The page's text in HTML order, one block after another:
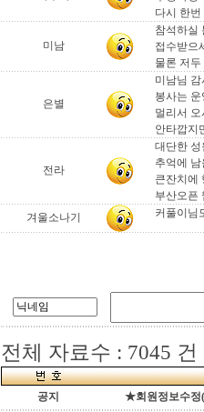
다시 한
미남
참석하실
접수받으
물론 저
은별
미남님
봉사는
멀리서
안타깝지
전라
대단한
추억에
큰잔치에
부산오픈
겨울소나기
커풀이님
전체 자료수 : 7045 건
공지
★회원정보수정